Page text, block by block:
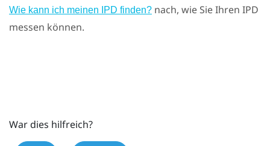
Wie kann ich meinen IPD finden? nach, wie Sie Ihren IPD
messen können.
War dies hilfreich?